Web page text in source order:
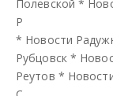
Полевской *
Р
* Новости
Рубцовск *
Реутов *